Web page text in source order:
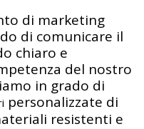
di marketing
di comunicare il
chiaro e
del nostro
in grado di
personalizzate di
resistenti e